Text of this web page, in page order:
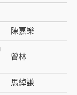
陳嘉樂
曾林
馬綽謙